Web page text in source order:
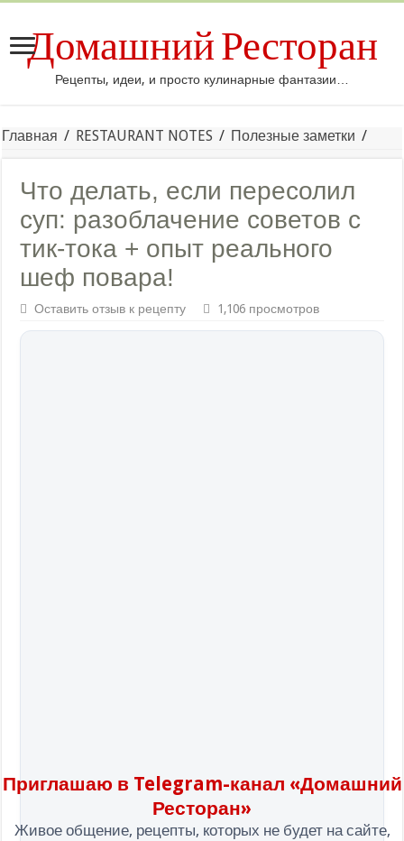
Домашний Ресторан
Рецепты, идеи, и просто кулинарные фантазии…
Главная / RESTAURANT NOTES / Полезные заметки /
Что делать, если пересолил
суп: разоблачение советов с
тик-тока + опыт реального
шеф повара!
Оставить отзыв к рецепту 1,106 просмотров
Приглашаю в Telegram-канал «Домашний
Ресторан»
Живое общение, рецепты, которых не будет на сайте,